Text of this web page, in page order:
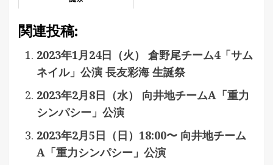
関連投稿:
2023年1月24日（火） 倉野尾チーム4「サム
ネイル」公演 長友彩海 生誕祭
2023年2月8日（水） 向井地チームA「重力
シンパシー」公演
2023年2月5日（日）18:00〜 向井地チーム
A「重力シンパシー」公演